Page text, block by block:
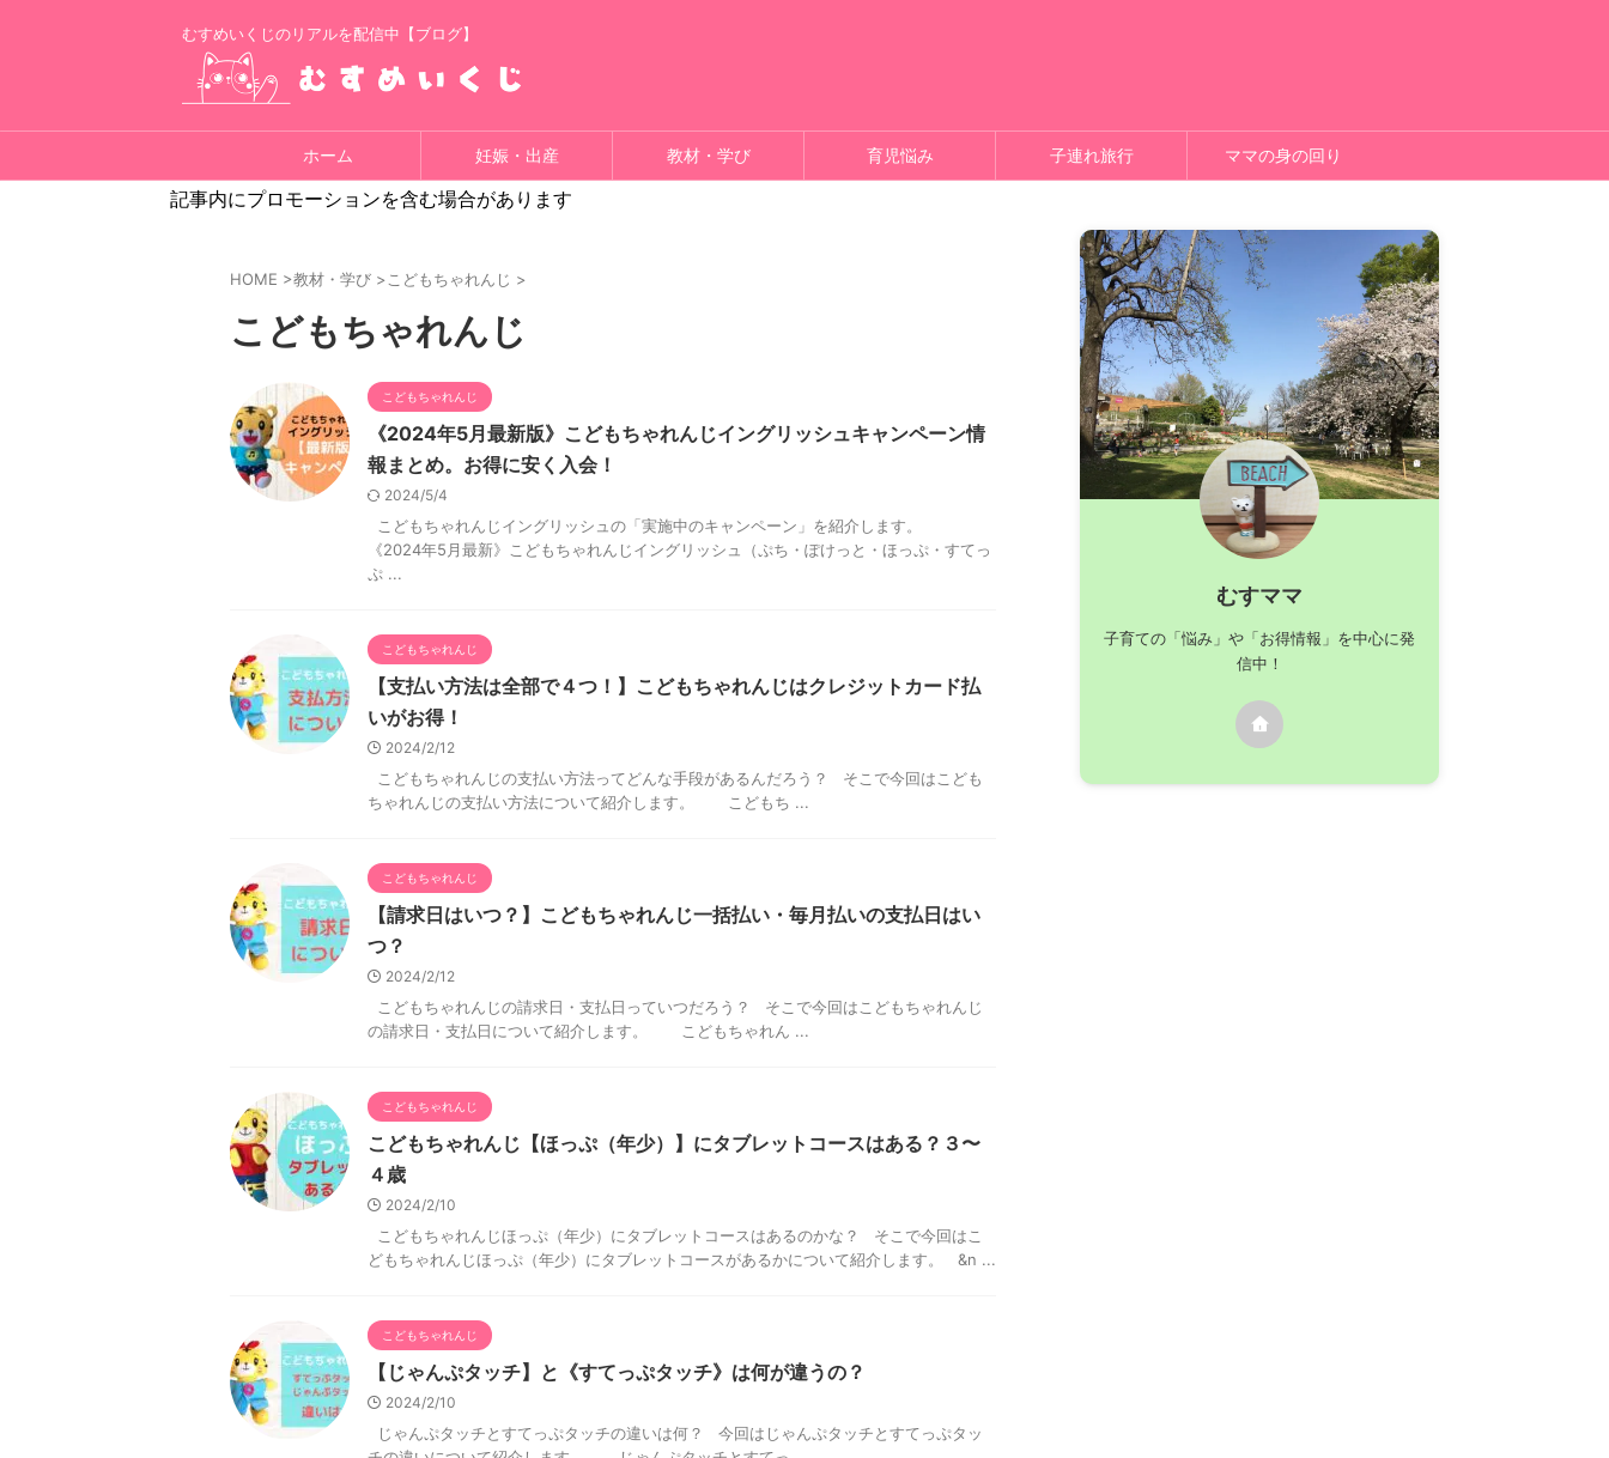
むすめいくじのリアルを配信中【ブログ】
ホーム 妊娠・出産 教材・学び 育児悩み 子連れ旅行 ママの身の回り
記事内にプロモーションを含む場合があります
HOME >教材・学び > こどもちゃれんじ >
こどもちゃれんじ
こどもちゃれんじ
《2024年5月最新版》こどもちゃれんじイングリッシュキャンペーン情
報まとめ。お得に安く入会！
2024/5/4
こどもちゃれんじイングリッシュの「実施中のキャンペーン」を紹介します。
《2024年5月最新》こどもちゃれんじイングリッシュ（ぷち・ぽけっと・ほっぷ・すてっ
ぷ ...
こどもちゃれんじ
【支払い方法は全部で４つ！】こどもちゃれんじはクレジットカード払
いがお得！
2024/2/12
こどもちゃれんじの支払い方法ってどんな手段があるんだろう？ そこで今回はこども
ちゃれんじの支払い方法について紹介します。 こどもち ...
こどもちゃれんじ
【請求日はいつ？】こどもちゃれんじ一括払い・毎月払いの支払日はい
つ？
2024/2/12
こどもちゃれんじの請求日・支払日っていつだろう？ そこで今回はこどもちゃれんじ
の請求日・支払日について紹介します。 こどもちゃれん ...
こどもちゃれんじ
こどもちゃれんじ【ほっぷ（年少）】にタブレットコースはある？３〜
４歳
2024/2/10
こどもちゃれんじほっぷ（年少）にタブレットコースはあるのかな？ そこで今回はこ
どもちゃれんじほっぷ（年少）にタブレットコースがあるかについて紹介します。 &n ...
こどもちゃれんじ
【じゃんぷタッチ】と《すてっぷタッチ》は何が違うの？
2024/2/10
じゃんぷタッチとすてっぷタッチの違いは何？ 今回はじゃんぷタッチとすてっぷタッ
むすママ
子育ての「悩み」や「お得情報」を中心に発
信中！